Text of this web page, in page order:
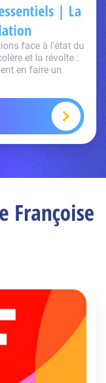
| La
face à l'état du
et la révolte :
en faire un
Françoise